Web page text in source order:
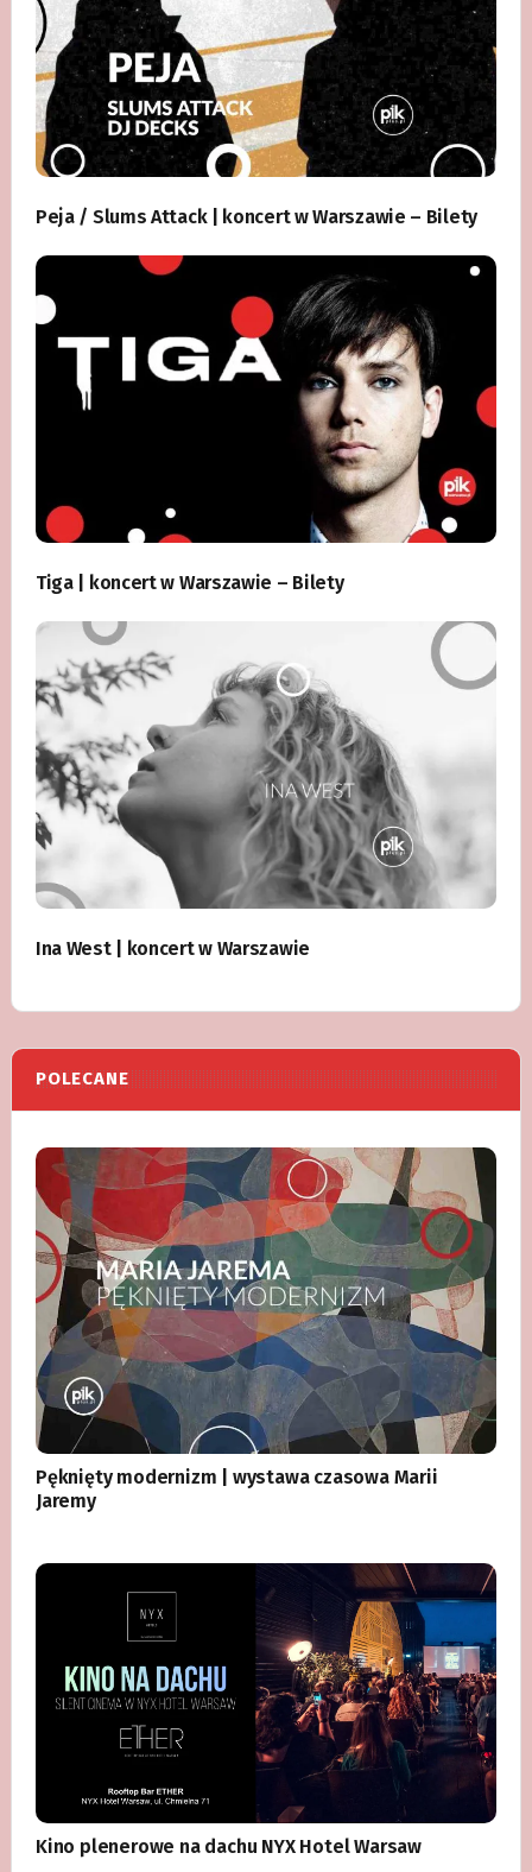
Peja / Slums Attack | koncert w Warszawie – Bilety
Tiga | koncert w Warszawie – Bilety
Ina West | koncert w Warszawie
POLECANE
Pęknięty modernizm | wystawa czasowa Marii
Jaremy
Kino plenerowe na dachu NYX Hotel Warsaw